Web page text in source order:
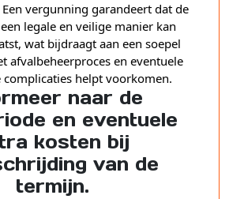
vergunning garandeert dat de
legale en veilige manier kan
wat bijdraagt aan een soepel
afvalbeheerproces en eventuele
helpt voorkomen.
naar de
en eventuele
kosten bij
van de
termijn.